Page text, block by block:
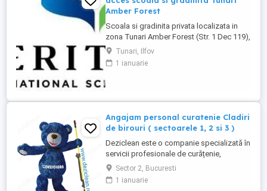
Amber Forest
Scoala si gradinita privata localizata in
zona Tunari Amber Forest (Str. 1 Dec 119),
cauta 1 persoana serioasa si
responsabila pentru mentenanta, ingrijire
cladiri si control acces. Pachet salarial
**Responsabilități principale:** * ...
Tunari, Ilfov
1 ianuarie
Angajam personal curatenie Cladiri
de birouri ( sectoarele 1, 2 si 3 )
Deziclean este o companie specializată în
servicii profesionale de curățenie,
prezentă în aproape toate marile orașe din
România. Ne mărim echipa și căutăm
agenți de curățenie pentru sedii de bănci
Sector 2, Bucuresti
1 ianuarie